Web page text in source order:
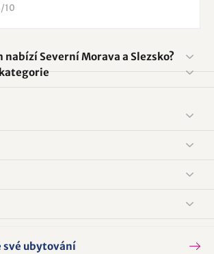
/10
nabízí Severní Morava a Slezsko?
své ubytování